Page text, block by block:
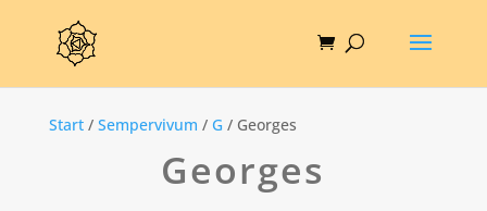
Start/ Sempervivum / G / Georges
Georges